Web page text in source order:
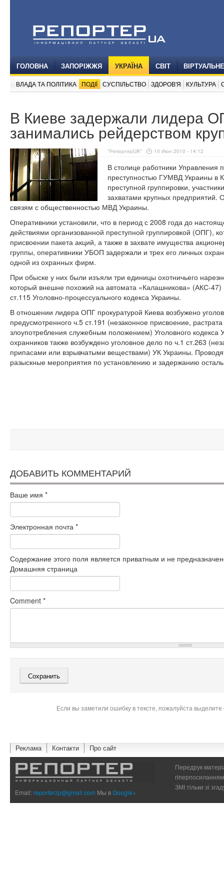
ГОЛОВНА ЗАПОРІЖЖЯ УКРАЇНА СВІТ
ВЛАДА ТА ПОЛІТИКА ПОДІЇ СУСПІЛЬСТВО ЗДОРОВ'Я КУЛЬТУРА
В Киеве задержали лидера
занимались рейдерством
"РепортерUA" 10 Июн 2010 - 14:12
В столице работники Управления
преступностью ГУМВД Украины в
преступной группировки,
захватами крупных
связям с общественностью МВД Украины.
Оперативники установили, что в период с 2008 года до
действиями организованной преступной группировкой (ОПГ),
присвоении пакета акций, а также в захвате имущества
группы, оперативники УБОП задержали и трех его личных
одной из охранных фирм.
При обыске у них были изъяли три единицы охотничьего
который внешне похожий на автомата «Калашникова» (АКС-
ст.115 Уголовно-процессуального кодекса Украины.
В отношении лидера ОПГ прокуратурой Киева возбужено
предусмотренного ч.5 ст.191 (незаконное присвоение,
злоупотребления служебным положением) Уголовного
охранников также возбуждено уголовное дело по ч.1 ст.263
припасами или взрывчатыми веществами) УК Украины.
разыскные мероприятия по установлению и задержанию
ДОБАВИТЬ КОММЕНТАРИЙ
Ваше имя *
Электронная почта *
Содержание этого поля является приватным и не
Домашняя страница
Comment *
Если вы заметили ошибку в тексте, пожалуйста
Реклама Контакти Про сайт
Email:reporterzp@gmail.com Мы вGoogle+
Передрук
ЗМІ тільки зі